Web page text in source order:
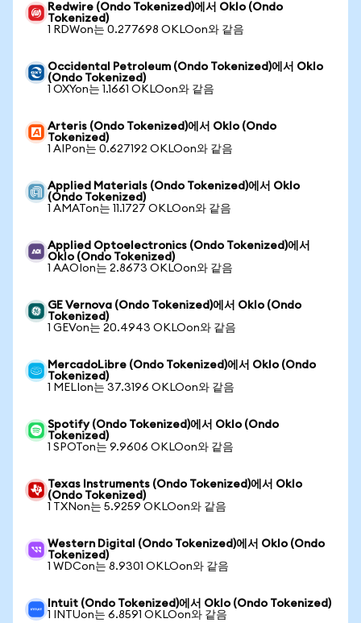
Redwire (Ondo Tokenized)에서 Oklo (Ondo
Tokenized)
1 RDWon는 0.277698 OKLOon와 같음
Occidental Petroleum (Ondo Tokenized)에서 Oklo
(Ondo Tokenized)
1 OXYon는 1.1661 OKLOon와 같음
Arteris (Ondo Tokenized)에서 Oklo (Ondo
Tokenized)
1 AIPon는 0.627192 OKLOon와 같음
Applied Materials (Ondo Tokenized)에서 Oklo
(Ondo Tokenized)
1 AMATon는 11.1727 OKLOon와 같음
Applied Optoelectronics (Ondo Tokenized)에서
Oklo (Ondo Tokenized)
1 AAOIon는 2.8673 OKLOon와 같음
GE Vernova (Ondo Tokenized)에서 Oklo (Ondo
Tokenized)
1 GEVon는 20.4943 OKLOon와 같음
MercadoLibre (Ondo Tokenized)에서 Oklo (Ondo
Tokenized)
1 MELIon는 37.3196 OKLOon와 같음
Spotify (Ondo Tokenized)에서 Oklo (Ondo
Tokenized)
1 SPOTon는 9.9606 OKLOon와 같음
Texas Instruments (Ondo Tokenized)에서 Oklo
(Ondo Tokenized)
1 TXNon는 5.9259 OKLOon와 같음
Western Digital (Ondo Tokenized)에서 Oklo (Ondo
Tokenized)
1 WDCon는 8.9301 OKLOon와 같음
Intuit (Ondo Tokenized)에서 Oklo (Ondo Tokenized)
1 INTUon는 6.8591 OKLOon와 같음